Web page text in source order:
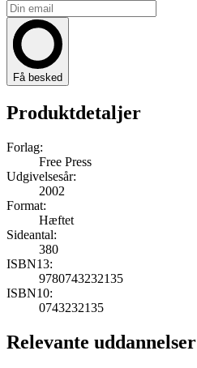
Få besked
Produktdetaljer
Forlag:
Free Press
Udgivelsesår:
2002
Format:
Hæftet
Sideantal:
380
ISBN13:
9780743232135
ISBN10:
0743232135
Relevante uddannelser